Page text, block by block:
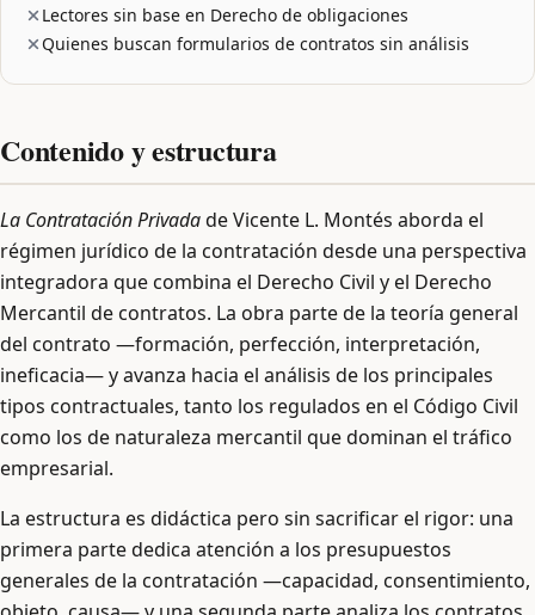
Lectores sin base en Derecho de obligaciones
Quienes buscan formularios de contratos sin análisis
Contenido y estructura
La Contratación Privadade Vicente L. Montés aborda el
régimen jurídico de la contratación desde una perspectiva
integradora que combina el Derecho Civil y el Derecho
Mercantil de contratos. La obra parte de la teoría general
del contrato —formación, perfección, interpretación,
ineficacia— y avanza hacia el análisis de los principales
tipos contractuales, tanto los regulados en el Código Civil
como los de naturaleza mercantil que dominan el tráfico
empresarial.
La estructura es didáctica pero sin sacrificar el rigor: una
primera parte dedica atención a los presupuestos
generales de la contratación —capacidad, consentimiento,